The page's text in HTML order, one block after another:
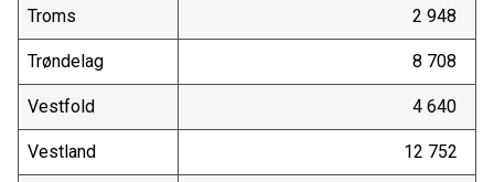
Troms 2 948
Trøndelag 8 708
Vestfold 4 640
Vestland 12 752